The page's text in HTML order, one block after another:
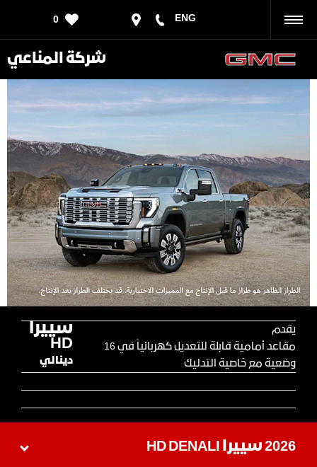
ENG
0
شركة المناعي
يقدم
مقاعد أمامية قابلة للتعديل كهربائياً في 16
وضعية مع خاصية التدليك
سييرا
HD
دينالي
2026 سييرا HD DENALI